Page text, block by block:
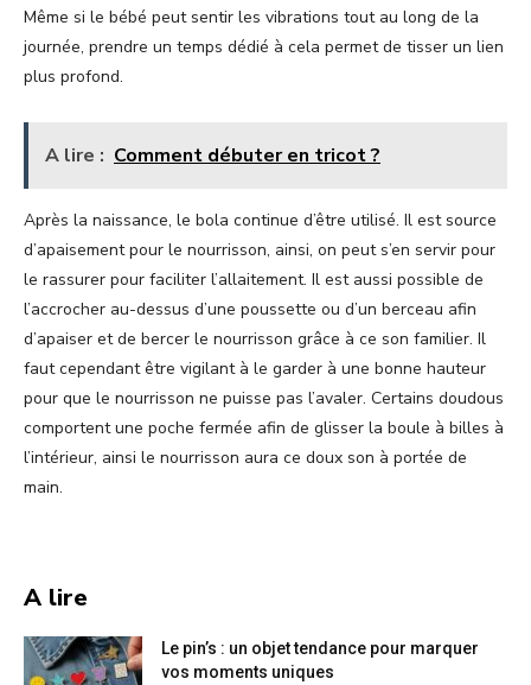
Même si le bébé peut sentir les vibrations tout au long de la
journée, prendre un temps dédié à cela permet de tisser un lien
plus profond.
A lire : Comment débuter en tricot ?
Après la naissance, le bola continue d’être utilisé. Il est source
d’apaisement pour le nourrisson, ainsi, on peut s’en servir pour
le rassurer pour faciliter l’allaitement. Il est aussi possible de
l’accrocher au-dessus d’une poussette ou d’un berceau afin
d’apaiser et de bercer le nourrisson grâce à ce son familier. Il
faut cependant être vigilant à le garder à une bonne hauteur
pour que le nourrisson ne puisse pas l’avaler. Certains doudous
comportent une poche fermée afin de glisser la boule à billes à
l’intérieur, ainsi le nourrisson aura ce doux son à portée de
main.
A lire
Le pin’s : un objet tendance pour marquer
vos moments uniques